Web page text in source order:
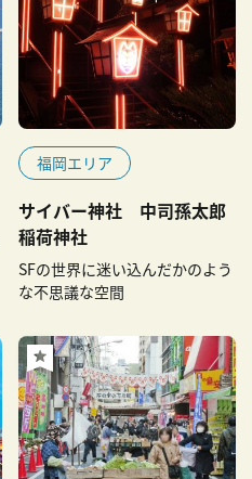
福岡エリア
サイバー神社 中司孫太郎
稲荷神社
SFの世界に迷い込んだかのよう
な不思議な空間